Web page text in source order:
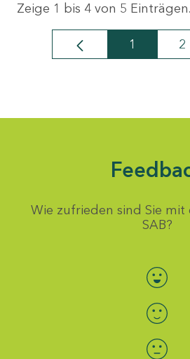
Zeige 1 bis 4 von 5 Einträgen.
Seite
1 2
Wie zufrieden sind Sie
SAB?